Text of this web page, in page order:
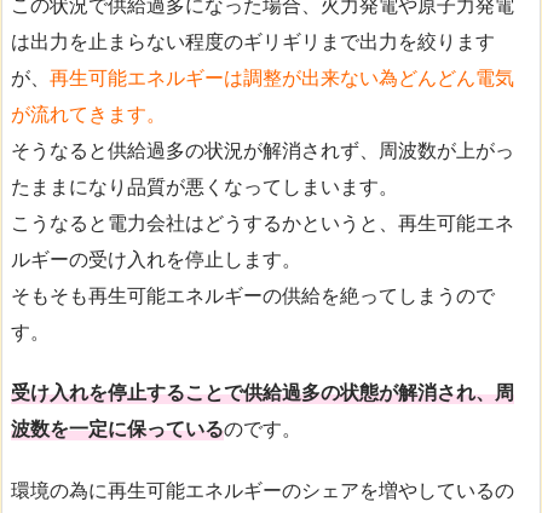
は出力を止まらない程度のギリギリまで出力を絞ります
が、 再生可能エネルギーは調整が出来ない為どんどん電気
が流れてきます。
そうなると供給過多の状況が解消されず、周波数が上がっ
たままになり品質が悪くなってしまいます。
こうなると電力会社はどうするかというと、再生可能エネ
ルギーの受け入れを停止します。
そもそも再生可能エネルギーの供給を絶ってしまうので
す。
受け入れを停止することで供給過多の状態が解消され、周
波数を一定に保っているのです。
環境の為に再生可能エネルギーのシェアを増やしているの